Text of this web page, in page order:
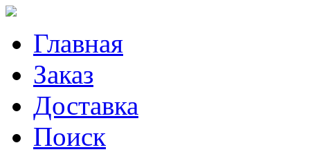
Главная
Заказ
Доставка
Поиск